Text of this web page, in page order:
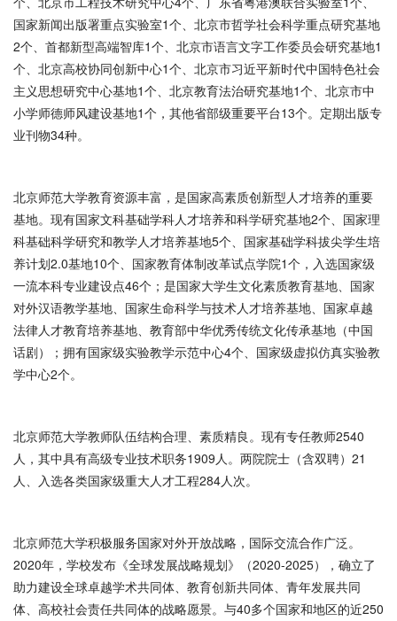
国家新闻出版署重点实验室1个、北京市哲学社会科学重点研究基地
2个、首都新型高端智库1个、北京市语言文字工作委员会研究基地1
个、北京高校协同创新中心1个、北京市习近平新时代中国特色社会
主义思想研究中心基地1个、北京教育法治研究基地1个、北京市中
小学师德师风建设基地1个，其他省部级重要平台13个。定期出版专
业刊物34种。
北京师范大学教育资源丰富，是国家高素质创新型人才培养的重要
基地。现有国家文科基础学科人才培养和科学研究基地2个、国家理
科基础科学研究和教学人才培养基地5个、国家基础学科拔尖学生培
养计划2.0基地10个、国家教育体制改革试点学院1个，入选国家级
一流本科专业建设点46个；是国家大学生文化素质教育基地、国家
对外汉语教学基地、国家生命科学与技术人才培养基地、国家卓越
法律人才教育培养基地、教育部中华优秀传统文化传承基地（中国
话剧）；拥有国家级实验教学示范中心4个、国家级虚拟仿真实验教
学中心2个。
北京师范大学教师队伍结构合理、素质精良。现有专任教师2540
人，其中具有高级专业技术职务1909人。两院院士（含双聘）21
人、入选各类国家级重大人才工程284人次。
北京师范大学积极服务国家对外开放战略，国际交流合作广泛。
2020年，学校发布《全球发展战略规划》（2020-2025），确立了
助力建设全球卓越学术共同体、教育创新共同体、青年发展共同
体、高校社会责任共同体的战略愿景。与40多个国家和地区的近250